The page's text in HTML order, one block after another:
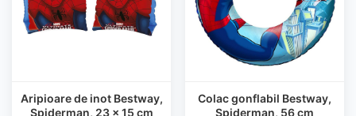
Aripioare de inot Bestway,
Spiderman, 23 x 15 cm
Colac gonflabil Bestway,
Spiderman, 56 cm